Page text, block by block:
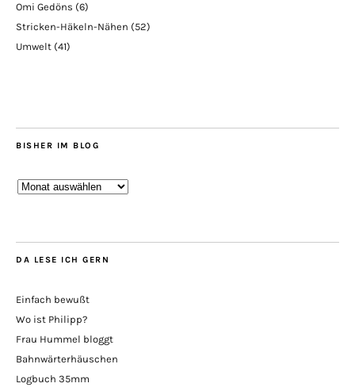
Omi Gedöns (6)
Stricken-Häkeln-Nähen (52)
Umwelt (41)
BISHER IM BLOG
Bisher
DA LESE ICH GERN
Einfach bewußt
Wo ist Philipp?
Frau Hummel bloggt
Bahnwärterhäuschen
Logbuch 35mm